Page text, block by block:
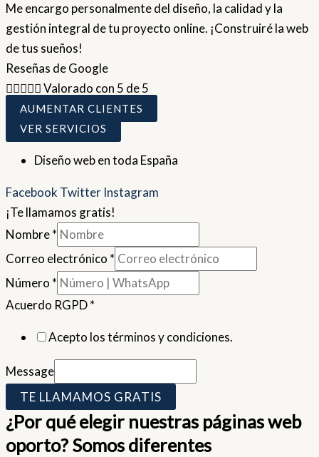
Me encargo personalmente del diseño, la calidad y la
gestión integral de tu proyecto online. ¡Construiré la web
de tus sueños!
Reseñas de Google
Valorado con 5 de 5
AUMENTAR CLIENTES
VER SERVICIOS
Diseño web en toda España
Facebook Twitter Instagram
¡Te llamamos gratis!
Nombre*
Correo electrónico *
Número *
Acuerdo RGPD*
Acepto los términos y condiciones.
Message
TE LLAMAMOS GRATIS
¿Por qué elegir nuestras páginas web
oporto? Somos diferentes